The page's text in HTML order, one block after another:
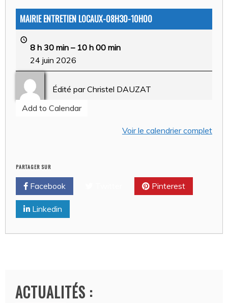
MAIRIE ENTRETIEN LOCAUX-08H30-10H00
8 h 30 min – 10 h 00 min
24 juin 2026
Édité par Christel DAUZAT
Add to Calendar
Voir le calendrier complet
PARTAGER SUR
Facebook Pinterest
Linkedin
ACTUALITÉS :